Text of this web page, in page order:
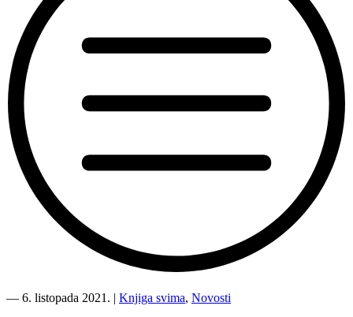
Dječjoj
― 6. listopada 2021. | Knjiga svima, Novosti